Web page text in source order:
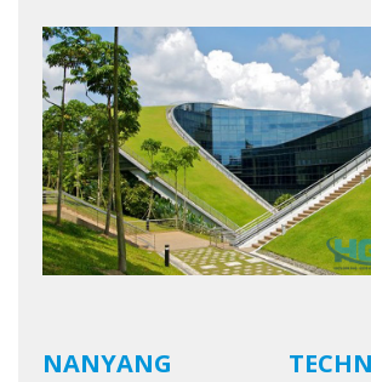
học tập và nghiên cứu chất lượng
kỹ năng, kiến thức và năng lực của
đối tác của trườngXem thêm
NANYANG